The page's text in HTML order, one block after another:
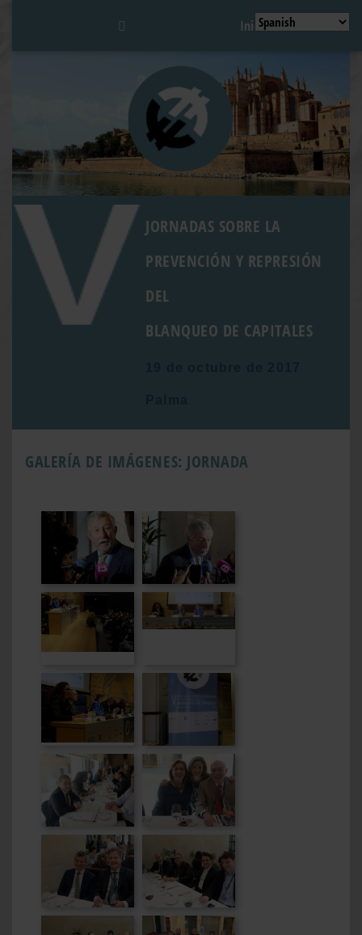
Inicio
JORNADAS SOBRE LA
PREVENCIÓN Y REPRESIÓN
DEL
BLANQUEO DE CAPITALES
GALERÍA DE IMÁGENES: JORNADA